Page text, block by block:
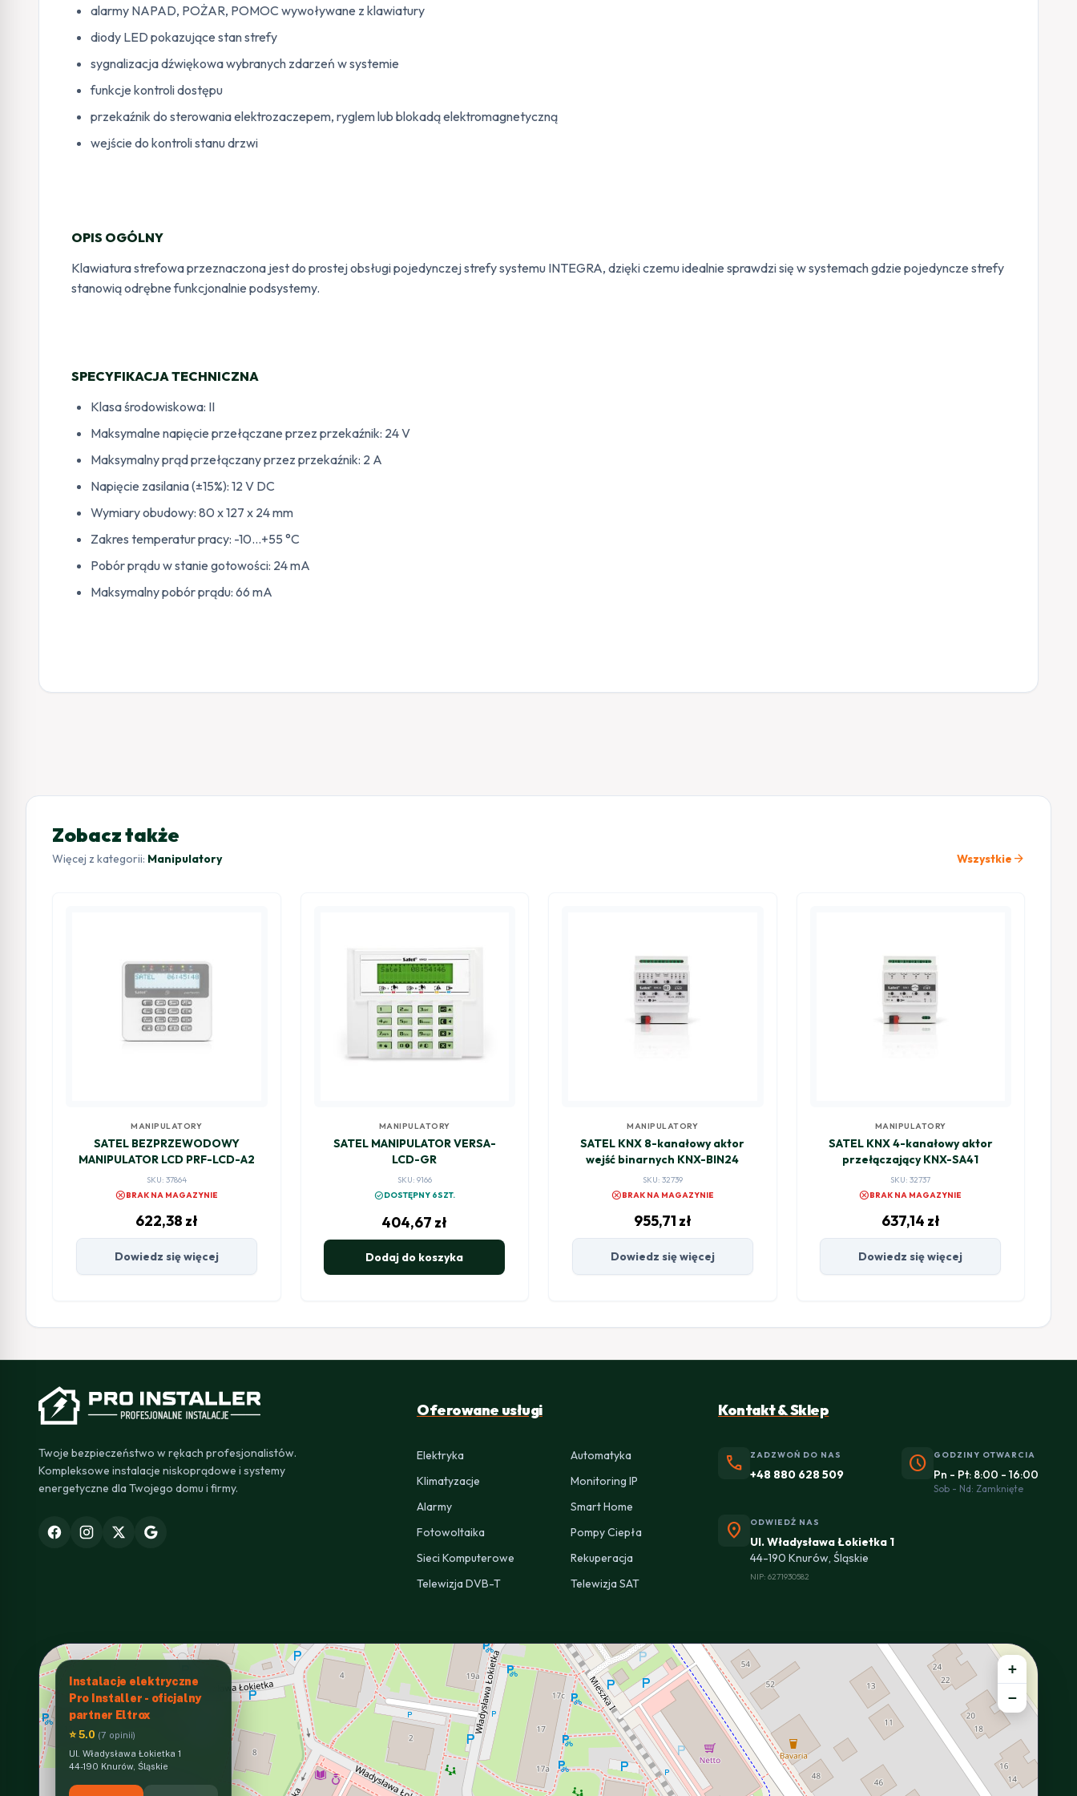
alarmy NAPAD, POŻAR, POMOC wywoływane z klawiatury
diody LED pokazujące stan strefy
sygnalizacja dźwiękowa wybranych zdarzeń w systemie
funkcje kontroli dostępu
przekaźnik do sterowania elektrozaczepem, ryglem lub blokadą elektromagnetyczną
wejście do kontroli stanu drzwi
OPIS OGÓLNY
Klawiatura strefowa przeznaczona jest do prostej obsługi pojedynczej strefy systemu INTEGRA, dzięki czemu idealnie sprawdzi się w systemach gdzie pojedyncze strefy
stanowią odrębne funkcjonalnie podsystemy.
SPECYFIKACJA TECHNICZNA
Klasa środowiskowa: II
Maksymalne napięcie przełączane przez przekaźnik: 24 V
Maksymalny prąd przełączany przez przekaźnik: 2 A
Napięcie zasilania (±15%): 12 V DC
Wymiary obudowy: 80 x 127 x 24 mm
Zakres temperatur pracy: -10…+55 °C
Pobór prądu w stanie gotowości: 24 mA
Maksymalny pobór prądu: 66 mA
Zobacz także
Więcej z kategorii: Manipulatory Wszystkie arrow_forward
MANIPULATORY
SATEL BEZPRZEWODOWY
MANIPULATOR LCD PRF-LCD-A2
SKU: 37864
cancelBRAK NA MAGAZYNIE
622,38 zł
Dowiedz się więcej
MANIPULATORY
SATEL MANIPULATOR VERSA-
LCD-GR
SKU: 9166
check_circleDOSTĘPNY 6SZT.
404,67 zł
Dodaj do koszyka
MANIPULATORY
SATEL KNX 8-kanałowy aktor
wejść binarnych KNX-BIN24
SKU: 32739
cancelBRAK NA MAGAZYNIE
955,71 zł
Dowiedz się więcej
MANIPULATORY
SATEL KNX 4-kanałowy aktor
przełączający KNX-SA41
SKU: 32737
cancelBRAK NA MAGAZYNIE
637,14 zł
Dowiedz się więcej
Twoje bezpieczeństwo w rękach profesjonalistów.
Kompleksowe instalacje niskoprądowe i systemy
energetyczne dla Twojego domu i firmy.
Oferowane usługi
Elektryka
Automatyka
Klimatyzacje
Monitoring IP
Alarmy
Smart Home
Fotowoltaika
Pompy Ciepła
Sieci Komputerowe
Rekuperacja
Telewizja DVB-T
Telewizja SAT
Kontakt & Sklep
phone ZADZWOŃ DO NAS
+48 880 628 509 schedule GODZINY OTWARCIA
Pn - Pt: 8:00 - 16:00
Sob - Nd: Zamknięte
location_on ODWIEDŹ NAS
Ul. Władysława Łokietka 1
44-190 Knurów, Śląskie
NIP: 6271930582
Instalacje elektryczne
Pro Installer - oficjalny
partner Eltrox
⭐ 5.0 (7 opinii)
Ul. Władysława Łokietka 1
44-190 Knurów, Śląskie
+
−